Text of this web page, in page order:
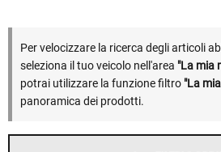
Per velocizzare la ricerca degli articoli
seleziona il tuo veicolo nell'area "La mia
potrai utilizzare la funzione filtro "La
panoramica dei prodotti.